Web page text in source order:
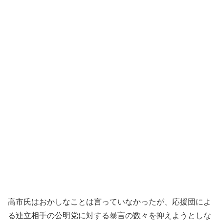
高市氏はおかしなことは言っていなかったが、応援団によ
る連立相手の公明党に対する暴言の数々を抑えようとしな